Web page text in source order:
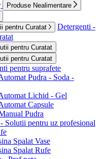
Produse Nealimentare
pentru Curatat
Detergenti -
pentru Curatat
pentru Curatat
pentru suprafete
Pudra - Soda -
Lichid - Gel
Capsule
Pudra
Solutii pentru uz profesional
Spalat Vase
Spalat Rufe